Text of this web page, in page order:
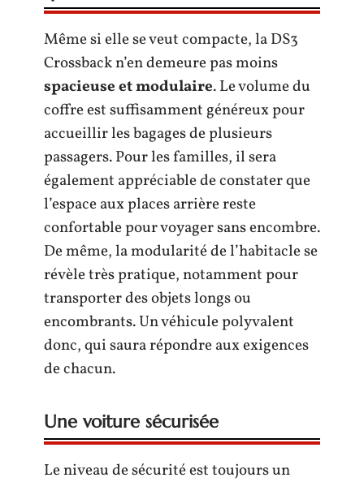
Même si elle se veut compacte, la DS3
Crossback n’en demeure pas moins
spacieuse et modulaire. Le volume du
coffre est suffisamment généreux pour
accueillir les bagages de plusieurs
passagers. Pour les familles, il sera
également appréciable de constater que
l’espace aux places arrière reste
confortable pour voyager sans encombre.
De même, la modularité de l’habitacle se
révèle très pratique, notamment pour
transporter des objets longs ou
encombrants. Un véhicule polyvalent
donc, qui saura répondre aux exigences
de chacun.
Une voiture sécurisée
Le niveau de sécurité est toujours un